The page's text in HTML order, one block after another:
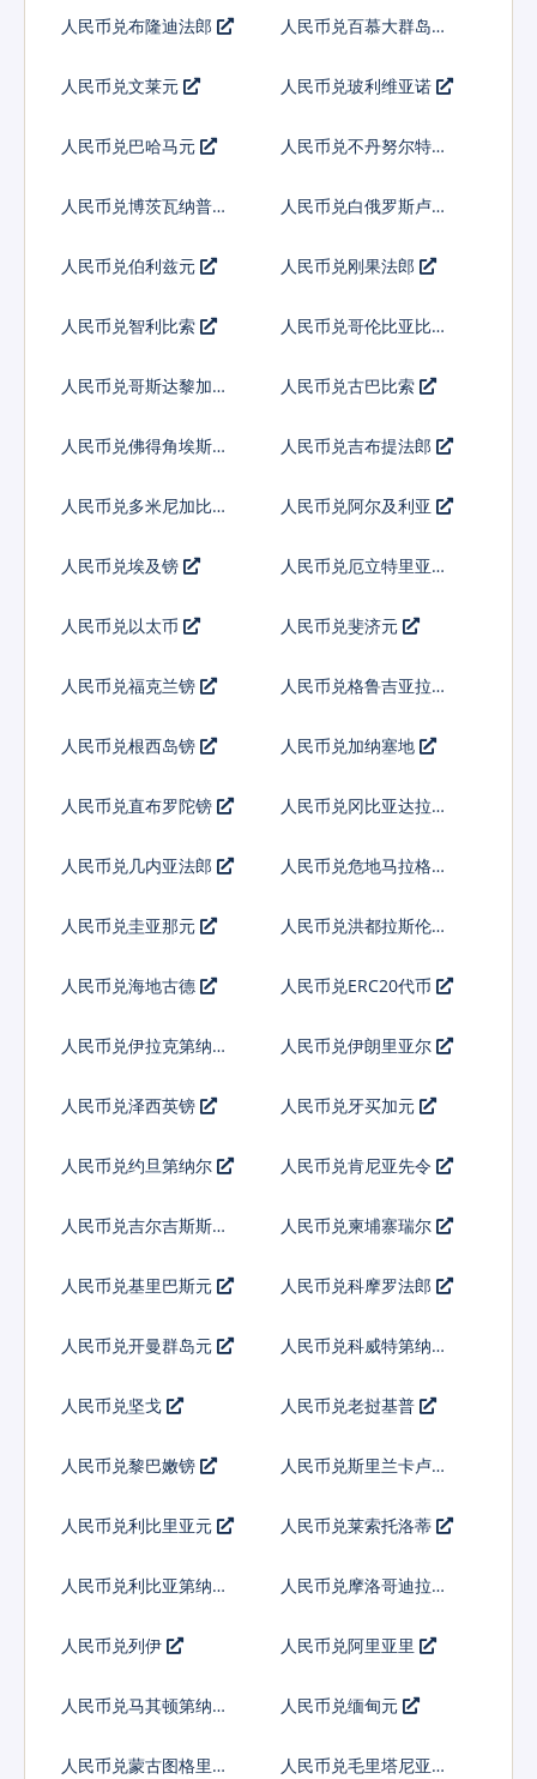
人民币兑布隆迪法郎 人民币兑百慕大群岛元
人民币兑文莱元 人民币兑玻利维亚诺
人民币兑巴哈马元
人民币兑不丹努尔特鲁
人民币兑博茨瓦纳普拉 人民币兑白俄罗斯卢布
人民币兑伯利兹元 人民币兑刚果法郎
人民币兑智利比索 人民币兑哥伦比亚比索
人民币兑哥斯达黎加科
人民币兑古巴比索
人民币兑佛得角埃斯库
人民币兑吉布提法郎
人民币兑多米尼加比索 人民币兑阿尔及利亚
人民币兑埃及镑
人民币兑厄立特里亚纳
人民币兑以太币 人民币兑斐济元
人民币兑福克兰镑 人民币兑格鲁吉亚拉里
人民币兑根西岛镑 人民币兑加纳塞地
人民币兑直布罗陀镑 人民币兑冈比亚达拉西
人民币兑几内亚法郎
人民币兑危地马拉格查
人民币兑圭亚那元
人民币兑洪都拉斯伦皮
人民币兑海地古德 人民币兑ERC20代币
人民币兑伊拉克第纳尔 人民币兑伊朗里亚尔
人民币兑泽西英镑 人民币兑牙买加元
人民币兑约旦第纳尔 人民币兑肯尼亚先令
人民币兑吉尔吉斯斯坦
人民币兑柬埔寨瑞尔
人民币兑基里巴斯元 人民币兑科摩罗法郎
人民币兑开曼群岛元 人民币兑科威特第纳尔
人民币兑坚戈 人民币兑老挝基普
人民币兑黎巴嫩镑 人民币兑斯里兰卡卢比
人民币兑利比里亚元 人民币兑莱索托洛蒂
人民币兑利比亚第纳尔 人民币兑摩洛哥迪拉姆
人民币兑列伊 人民币兑阿里亚里
人民币兑马其顿第纳尔 人民币兑缅甸元
人民币兑蒙古图格里克
人民币兑毛里塔尼亚乌